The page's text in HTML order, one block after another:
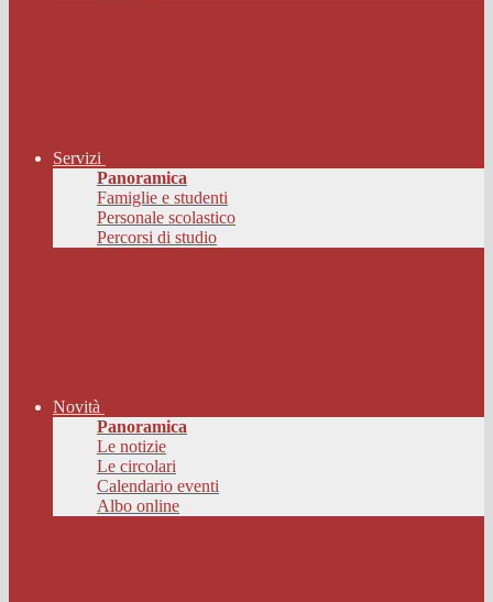
Servizi
Panoramica
Famiglie e studenti
Personale scolastico
Percorsi di studio
Novità
Panoramica
Le notizie
Le circolari
Calendario eventi
Albo online